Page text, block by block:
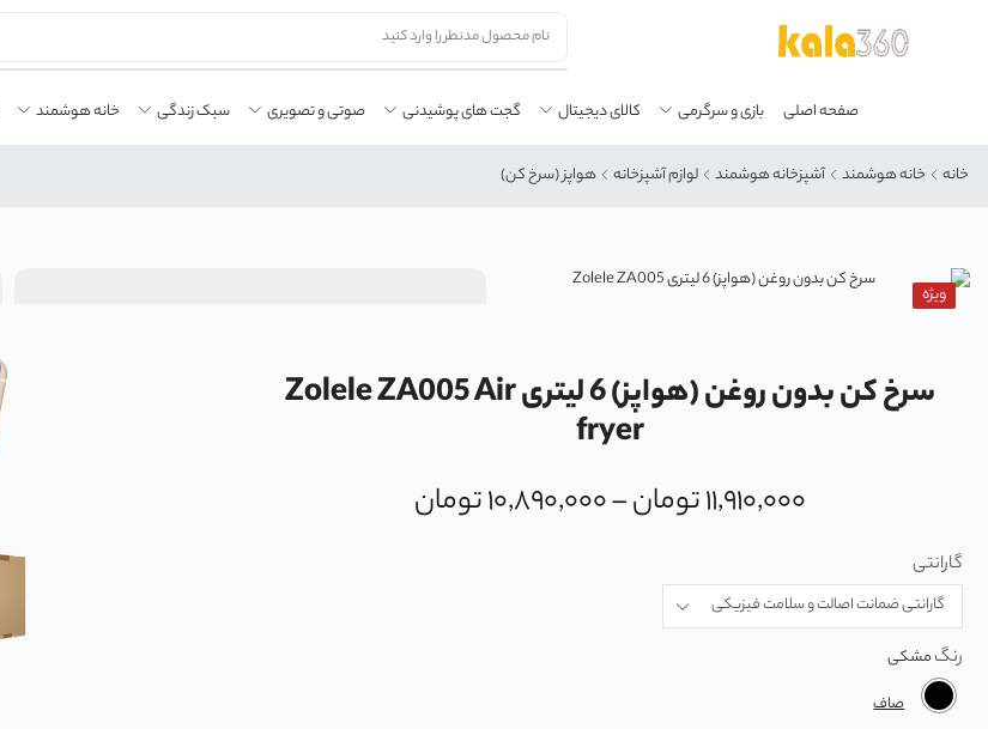
صفحه اصلی بازی و سرگرمی کالای دیجیتال گجت های پوشیدنی صوتی و تصویری سبک زندگی خانه هوشمند
خانه خانه هوشمند آشپزخانه هوشمند لوازم آشپزخانه هواپز (سرخ کن)
ویژه
سرخ کن بدون روغن (هواپز) 6 لیتری Zolele ZA005 Air
fryer
۱۱,۹۱۰,۰۰۰تومان–۱۰,۸۹۰,۰۰۰تومان
گارانتی
رنگ
صاف